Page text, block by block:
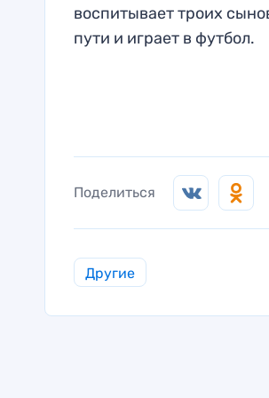
воспитывает троих
пути и играет в футбол.
Поделиться
Другие